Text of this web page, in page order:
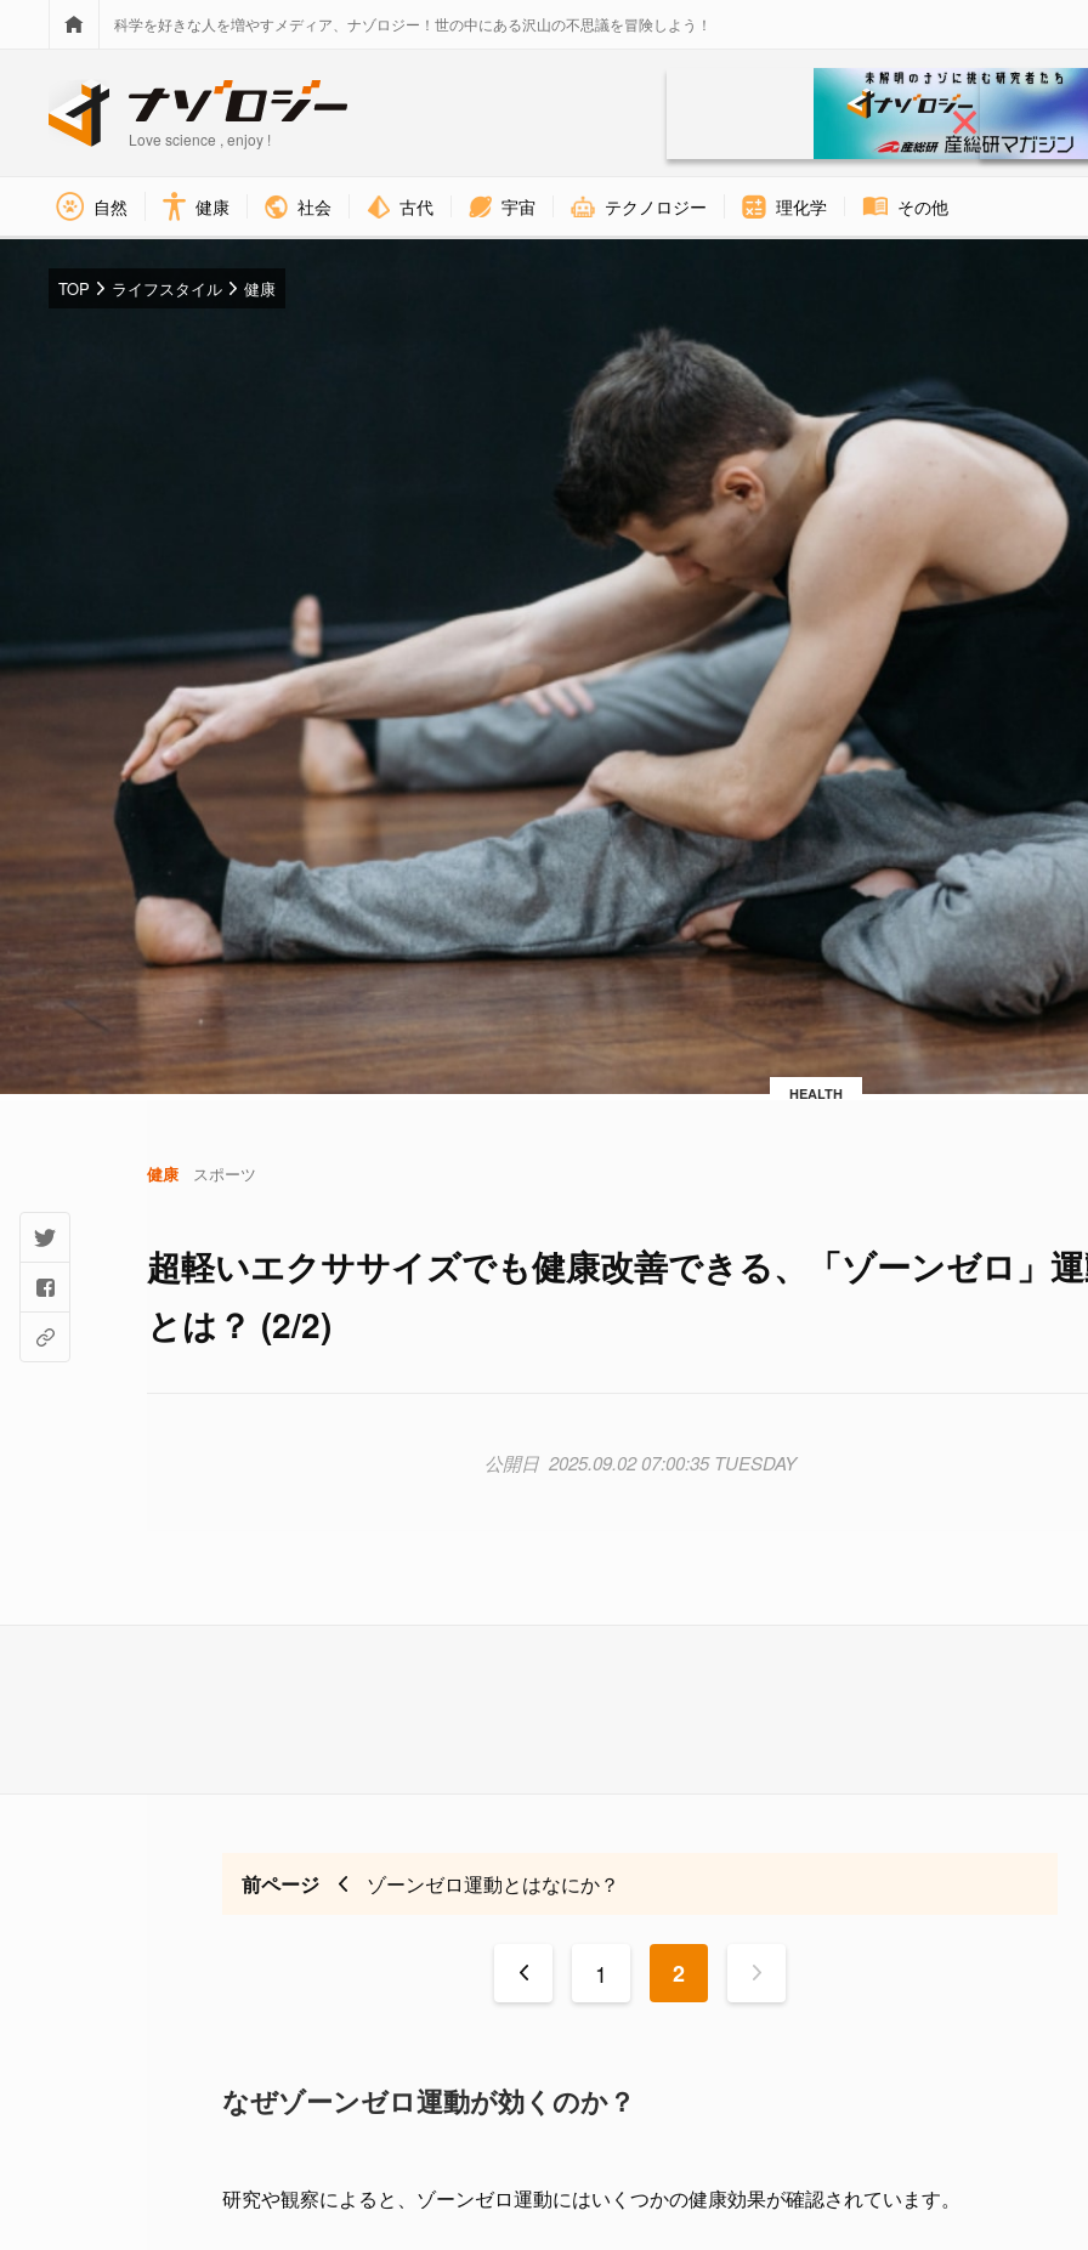
科学を好きな人を増やすメディア、ナゾロジー！世の中にある沢山の不思議を冒険しよう！
Love science , enjoy !
自然 健康 社会 古代 宇宙 テクノロジー 理化学 その他
HEALTH
TOP ライフスタイル 健康
健康 スポーツ
超軽いエクササイズでも健康改善できる、「ゾーンゼロ」
とは？ (2/2)
2025.09.02 07:00:35 TUESDAY
前ページ ゾーンゼロ運動とはなにか？
< 1 2 >
なぜゾーンゼロ運動が効くのか？
研究や観察によると、ゾーンゼロ運動にはいくつかの健康効果が確認されています。